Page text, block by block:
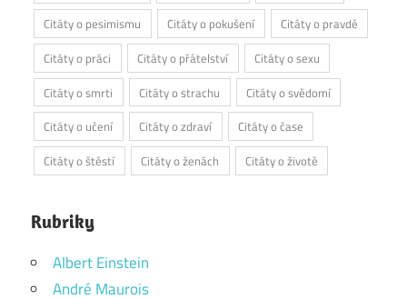
Citáty o pesimismu
Citáty o pokušení
Citáty o pravdě
Citáty o práci
Citáty o přátelství
Citáty o sexu
Citáty o smrti
Citáty o strachu
Citáty o svědomí
Citáty o učení
Citáty o zdraví
Citáty o čase
Citáty o štěstí
Citáty o ženách Citáty o životě
Rubriky
Albert Einstein
André Maurois